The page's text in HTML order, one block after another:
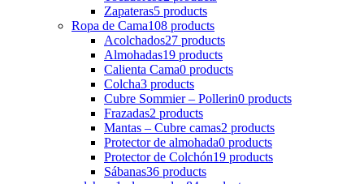
Zapateras5 products
Ropa de Cama108 products
Acolchados27 products
Almohadas19 products
Calienta Cama0 products
Colcha3 products
Cubre Sommier – Pollerin0 products
Frazadas2 products
Mantas – Cubre camas2 products
Protector de almohada0 products
Protector de Colchón19 products
Sábanas36 products